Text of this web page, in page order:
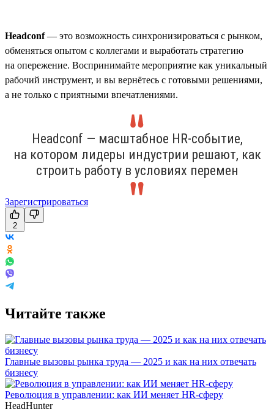
Headсonf— это возможность синхронизироваться с рынком,
обменяться опытом с коллегами и выработать стратегию
на опережение. Воспринимайте мероприятие как уникальный
рабочий инструмент, и вы вернётесь с готовыми решениями,
а не только с приятными впечатлениями.
Headсonf — масштабное HR-событие,
на котором лидеры индустрии решают, как
строить работу в условиях перемен
Зарегистрироваться
2
Читайте также
Главные вызовы рынка труда — 2025 и как на них отвечать
бизнесу
Революция в управлении: как ИИ меняет HR-сферу
HeadHunter